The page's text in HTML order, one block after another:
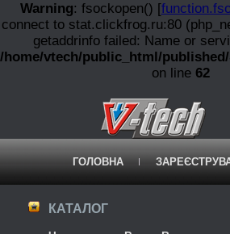
Warning: fsockopen() [
connect to stat.clickfrog.ru:80
getaddrinfo failed: Name or
/home/vtech/public_html/
on line 62
ГОЛОВНА
КАТАЛОГ